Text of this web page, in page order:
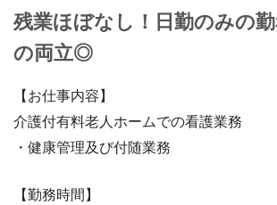
残業ほぼなし！日勤のみの
の両立◎
【お仕事内容】
介護付有料老人ホームでの看護業務
・健康管理及び付随業務
【勤務時間】